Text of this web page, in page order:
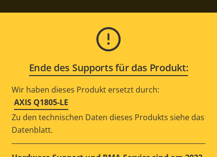
Ende des Supports für das Produkt:
Wir haben dieses Produkt ersetzt durch:
AXIS Q1805-LE
Zu den technischen Daten dieses Produkts siehe das
Datenblatt.